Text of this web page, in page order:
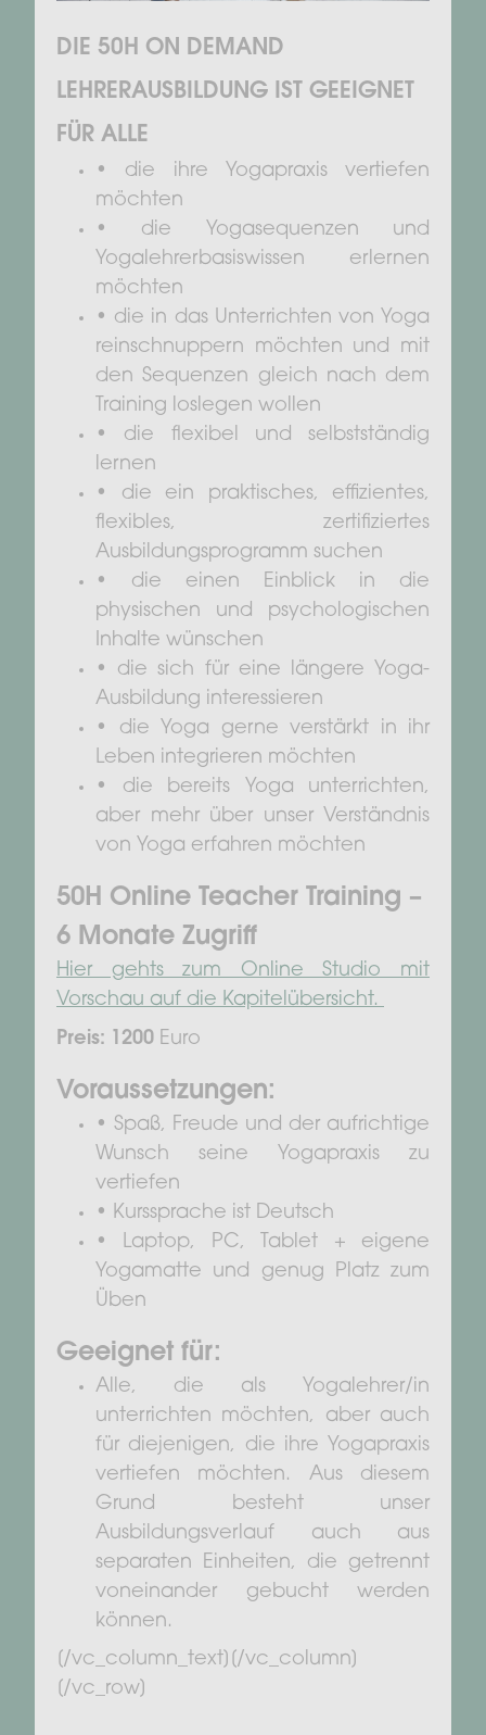
DIE 50H ON DEMAND
LEHRERAUSBILDUNG IST GEEIGNET
FÜR ALLE
• die ihre Yogapraxis vertiefen
möchten
• die Yogasequenzen und
Yogalehrerbasiswissen erlernen
möchten
• die in das Unterrichten von Yoga
reinschnuppern möchten und mit
den Sequenzen gleich nach dem
Training loslegen wollen
• die flexibel und selbstständig
lernen
• die ein praktisches, effizientes,
flexibles, zertifiziertes
Ausbildungsprogramm suchen
• die einen Einblick in die
physischen und psychologischen
Inhalte wünschen
• die sich für eine längere Yoga-
Ausbildung interessieren
• die Yoga gerne verstärkt in ihr
Leben integrieren möchten
• die bereits Yoga unterrichten,
aber mehr über unser Verständnis
von Yoga erfahren möchten
50H Online Teacher Training –
6 Monate Zugriff
Hier gehts zum Online Studio mit
Vorschau auf die Kapitelübersicht.
Preis: 1200 Euro
Voraussetzungen:
• Spaß, Freude und der aufrichtige
Wunsch seine Yogapraxis zu
vertiefen
• Kurssprache ist Deutsch
• Laptop, PC, Tablet + eigene
Yogamatte und genug Platz zum
Üben
Geeignet für:
Alle, die als Yogalehrer/in
unterrichten möchten, aber auch
für diejenigen, die ihre Yogapraxis
vertiefen möchten. Aus diesem
Grund besteht unser
Ausbildungsverlauf auch aus
separaten Einheiten, die getrennt
voneinander gebucht werden
können.
[/vc_column_text][/vc_column]
[/vc_row]